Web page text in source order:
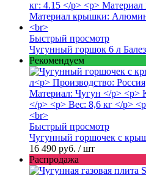
Быстрый просмотр
Чугунный горшок 6 л
Рекомендуем
Быстрый просмотр
Чугунный горшочек с
16 490 руб. / шт
Распродажа